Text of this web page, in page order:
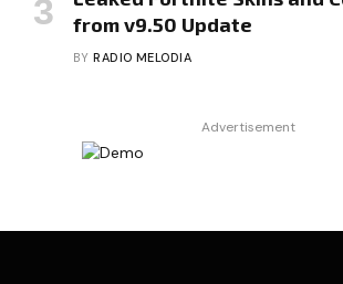
from v9.50 Update
BY RADIO MELODIA
Advertisement